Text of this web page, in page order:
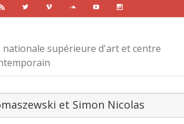
Rss Twitter Vimeo SoundcloudYoutube
nationale supérieure d'art et centre
et Simon Nicolas